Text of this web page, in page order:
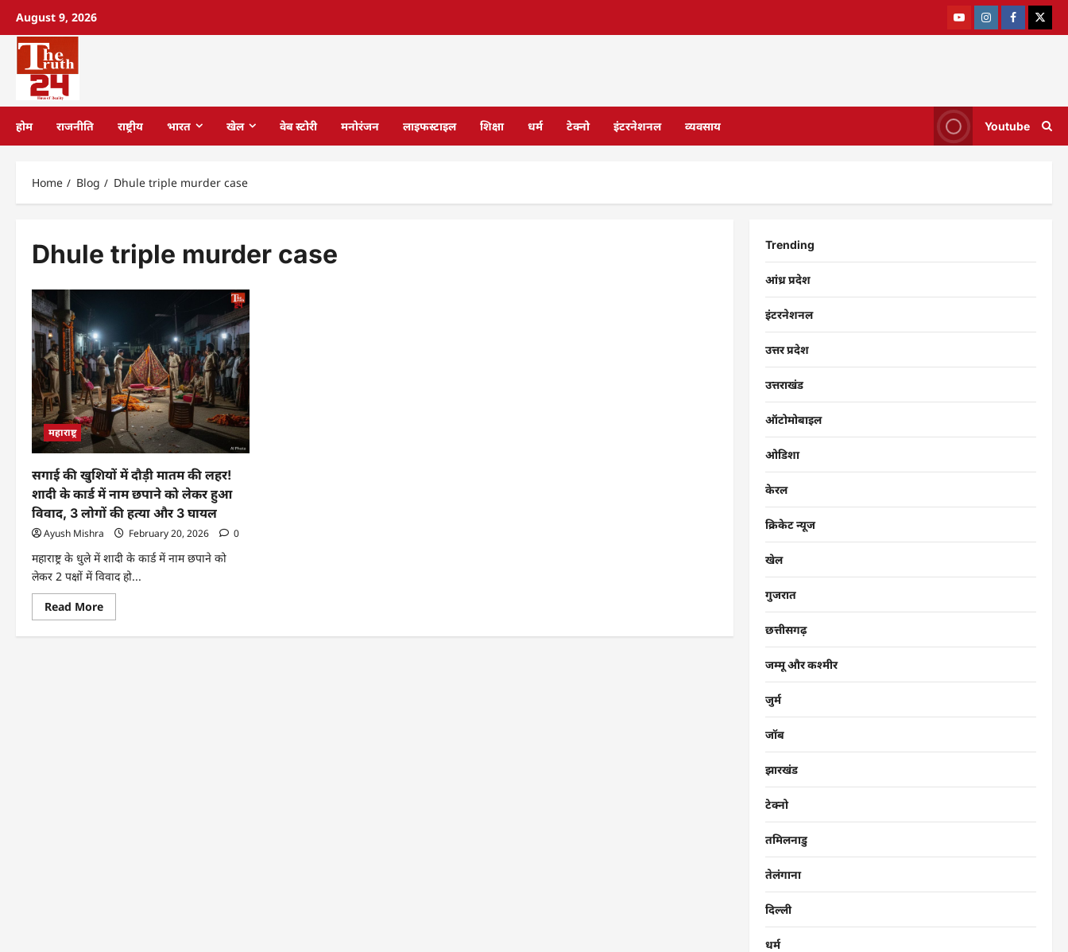
August 9, 2026
होम राजनीति राष्ट्रीय भारत खेल वेब स्टोरी मनोरंजन लाइफस्टाइल शिक्षा धर्म टेक्नो इंटरनेशनल व्यवसाय Youtube
Home Blog Dhule triple murder case
Dhule triple murder case
महाराष्ट्र
सगाई की खुशियों में दौड़ी मातम की लहर!
शादी के कार्ड में नाम छपाने को लेकर हुआ
विवाद, 3 लोगों की हत्या और 3 घायल
Ayush Mishra February 20, 2026 0
महाराष्ट्र के धुले में शादी के कार्ड में नाम छपाने को
लेकर 2 पक्षों में विवाद हो...
Read More
Trending
आंध्र प्रदेश
इंटरनेशनल
उत्तर प्रदेश
उत्तराखंड
ऑटोमोबाइल
ओडिशा
केरल
क्रिकेट न्यूज
खेल
गुजरात
छत्तीसगढ़
जम्मू और कश्मीर
जुर्म
जॉब
झारखंड
टेक्नो
तमिलनाडु
तेलंगाना
दिल्ली
धर्म